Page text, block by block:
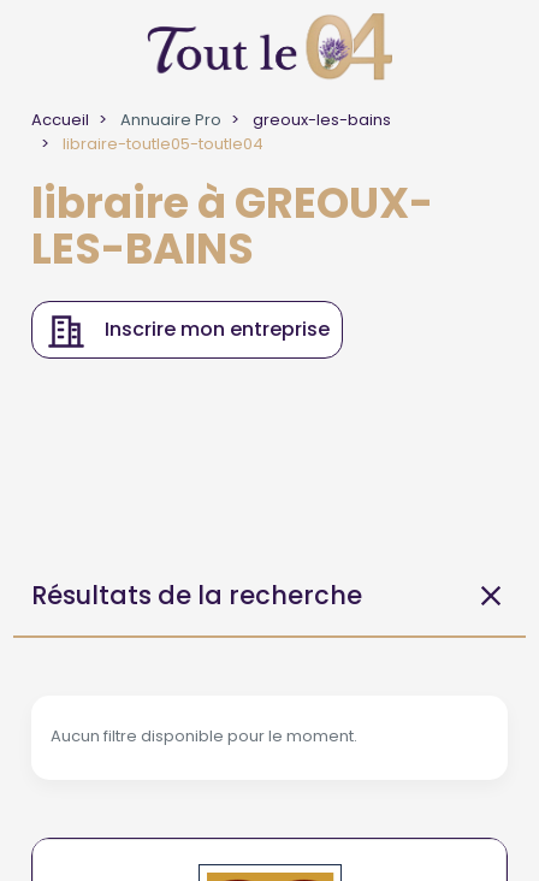
Accueil Annuaire Pro
greoux-les-bains
libraire-toutle05-toutle04
libraire à GREOUX-
LES-BAINS
Inscrire mon entreprise
Résultats de la recherche
Aucun filtre disponible pour le moment.